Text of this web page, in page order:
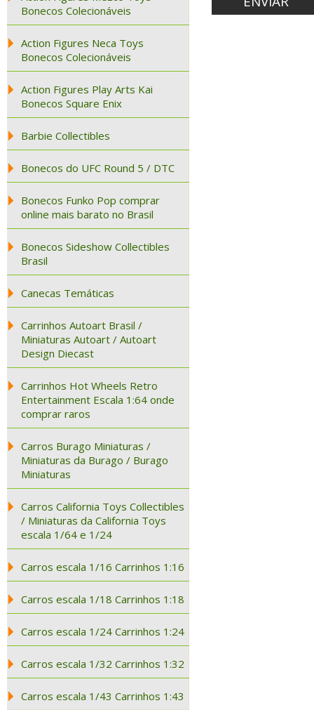
Bonecos Colecionáveis
Action Figures Neca Toys
Bonecos Colecionáveis
Action Figures Play Arts Kai
Bonecos Square Enix
Barbie Collectibles
Bonecos do UFC Round 5 / DTC
Bonecos Funko Pop comprar
online mais barato no Brasil
Bonecos Sideshow Collectibles
Brasil
Canecas Temáticas
Carrinhos Autoart Brasil /
Miniaturas Autoart / Autoart
Design Diecast
Carrinhos Hot Wheels Retro
Entertainment Escala 1:64 onde
comprar raros
Carros Burago Miniaturas /
Miniaturas da Burago / Burago
Miniaturas
Carros California Toys Collectibles
/ Miniaturas da California Toys
escala 1/64 e 1/24
Carros escala 1/16 Carrinhos 1:16
Carros escala 1/18 Carrinhos 1:18
Carros escala 1/24 Carrinhos 1:24
Carros escala 1/32 Carrinhos 1:32
Carros escala 1/43 Carrinhos 1:43